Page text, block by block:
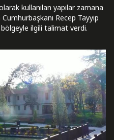
kullanılan yapılar zamana
Recep Tayyip
ilgili talimat verdi.